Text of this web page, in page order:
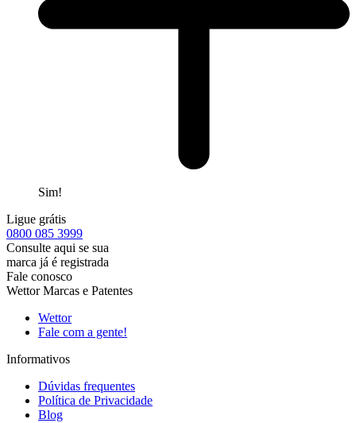
Sim!
Ligue grátis
0800 085 3999
Consulte aqui se sua
marca já é registrada
Fale conosco
Wettor Marcas e Patentes
Wettor
Fale com a gente!
Informativos
Dúvidas frequentes
Política de Privacidade
Blog